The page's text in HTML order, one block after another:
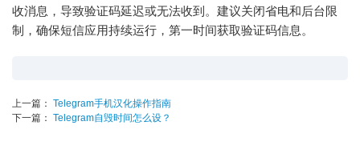
收消息，导致验证码延迟或无法收到。建议关闭省电和后台限
制，确保短信应用持续运行，第一时间获取验证码信息。
上一篇： Telegram手机汉化操作指南
下一篇： Telegram自毁时间怎么设？